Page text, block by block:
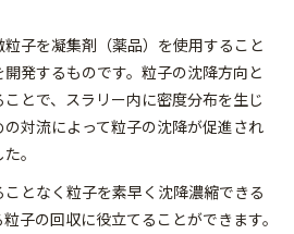
子を凝集剤（薬品）を使用すること
発するものです。粒子の沈降方向と
とで、スラリー内に密度分布を生じ
対流によって粒子の沈降が促進され
。
となく粒子を素早く沈降濃縮できる
子の回収に役立てることができます。